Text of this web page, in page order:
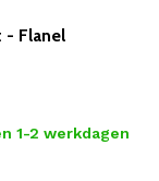
- Flanel
1-2 werkdagen